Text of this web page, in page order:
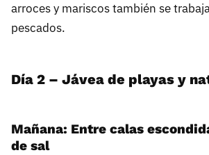
arroces y mariscos también se
pescados.
Día 2 – Jávea de playas y
Mañana: Entre calas
de sal